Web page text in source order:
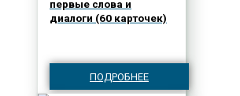
первые слова и
диалоги (60 карточек)
ПОДРОБНЕЕ